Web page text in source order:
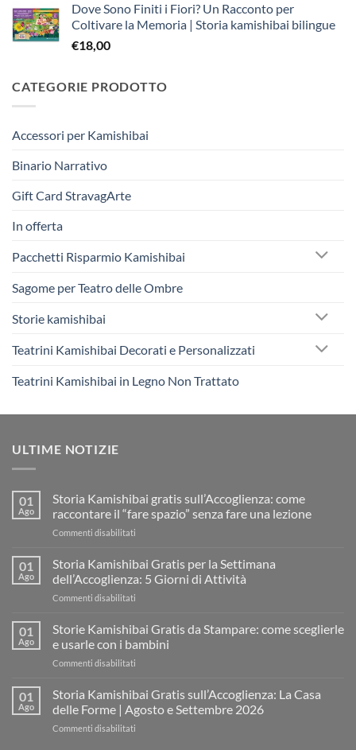
originale
era:
attuale
è:
Dove Sono Finiti i Fiori? Un Racconto per
Coltivare la Memoria | Storia kamishibai bilingue
€18,00
CATEGORIE PRODOTTO
Accessori per Kamishibai
Binario Narrativo
Gift Card StravagArte
In offerta
Pacchetti Risparmio Kamishibai
Sagome per Teatro delle Ombre
Storie kamishibai
Teatrini Kamishibai Decorati e Personalizzati
Teatrini Kamishibai in Legno Non Trattato
ULTIME NOTIZIE
01
Ago
Storia Kamishibai gratis sull’Accoglienza: come
raccontare il “fare spazio” senza fare una lezione
Commenti disabilitati
Kamishibai
gratis
sull’Accoglienza:
il
“fare
una
lezione
01
Ago
Storia Kamishibai Gratis per la Settimana
dell’Accoglienza: 5 Giorni di Attività
Commenti disabilitati
Kamishibai
Gratis
per
dell’Accoglienza:
Giorni
01
Ago
Storie Kamishibai Gratis da Stampare: come sceglierle
e usarle con i bambini
Commenti disabilitati
Kamishibai
Gratis
da
01
Ago
Storia Kamishibai Gratis sull’Accoglienza: La Casa
delle Forme | Agosto e Settembre 2026
Commenti disabilitati